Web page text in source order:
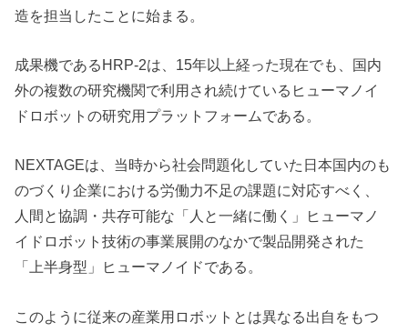
造を担当したことに始まる。
成果機であるHRP-2は、15年以上経った現在でも、国内
外の複数の研究機関で利用され続けているヒューマノイ
ドロボットの研究用プラットフォームである。
NEXTAGEは、当時から社会問題化していた日本国内のも
のづくり企業における労働力不足の課題に対応すべく、
人間と協調・共存可能な「人と一緒に働く」ヒューマノ
イドロボット技術の事業展開のなかで製品開発された
「上半身型」ヒューマノイドである。
このように従来の産業用ロボットとは異なる出自をもつ